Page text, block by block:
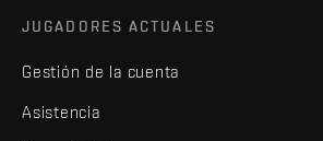
JUGADORES ACTUALES
Gestión de la cuenta
Asistencia